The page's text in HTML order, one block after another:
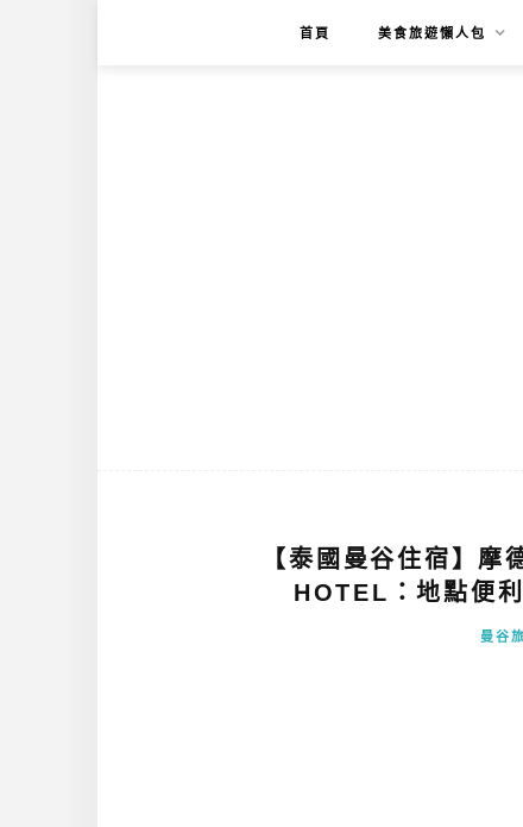
首頁 美食旅遊懶人包
【泰國曼谷住宿】
HOTEL：地點便
曼谷